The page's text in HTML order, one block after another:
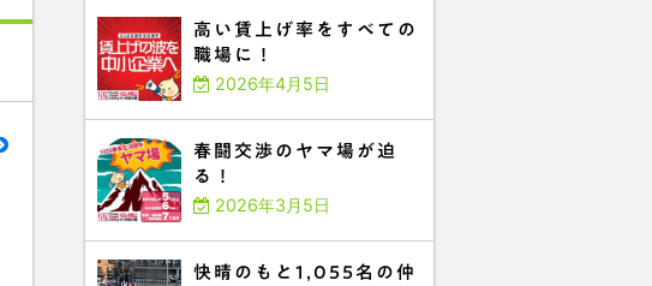
高い賃上げ率をすべての
職場に！
2026年4月5日
春闘交渉のヤマ場が迫
る！
2026年3月5日
快晴のもと1,055名の仲